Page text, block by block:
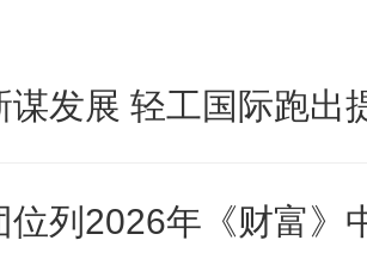
谋发展 轻工国际跑出
位列2026年《财富》